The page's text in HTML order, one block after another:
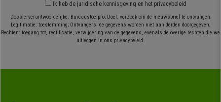
Ik heb de juridische kennisgeving en het privacybeleid
Dossierverantwoordelijke: Bureaustoelpro; Doel: verzoek om de nieuwsbrief te ontvangen;
Legitimatie: toestemming; Ontvangers: de gegevens worden niet aan derden doorgegeven;
Rechten: toegang tot, rectificatie, verwijdering van de gegevens, evenals de overige rechten die we
uitleggen in ons privacybeleid.